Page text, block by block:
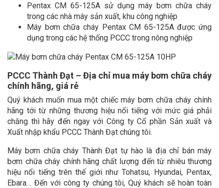
Pentax CM 65-125A sử dụng máy bơm chữa cháy
trong các nhà máy sản xuất, khu công nghiệp
Máy bơm chữa cháy Pentax CM 65-125A được ứng
dụng trong các hệ thống PCCC trong nông nghiệp
PCCC Thành Đạt – Địa chỉ mua máy bơm chữa cháy
chính hãng, giá rẻ
Quý khách muốn mua một chiếc máy bơm chữa cháy chính
hãng tới từ những thương hiệu nổi tiếng với mức giá phải
chăng thì hãy đến ngay với Công ty Cổ phần Sản xuất và
Xuất nhập khẩu PCCC Thành Đạt chúng tôi.
Máy bơm chữa cháy Thành Đạt tự hào là địa chỉ bán máy
bơm chữa cháy chính hãng chất lượng đến từ nhiêu thương
hiệu nổi tiếng trên thế giới như Tohatsu, Hyundai, Pentax,
Ebara… Đến với công ty chúng tôi, Quý khách sẽ hoàn toàn